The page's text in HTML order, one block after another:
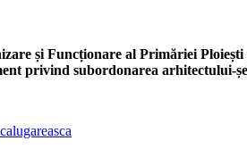
și Funcționare al Primăriei
privind subordonarea